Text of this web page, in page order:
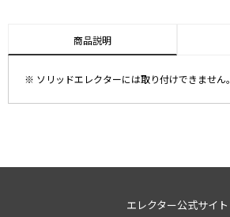
商品説明
※ ソリッドエレクターには取り付けできません。
エレクター公式サイト